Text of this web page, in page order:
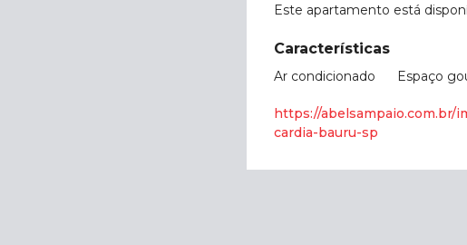
Este apartamento está
Características
Ar condicionado Espaço
https://abelsampaio.com.br/
cardia-bauru-sp